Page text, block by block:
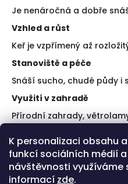
K personalizaci obsahu
funkcí sociálních médií
návštěvnosti využíváme
informací zde.
Je nenáročná a dobře
Vzhled a růst
Keř je vzpřímený až
Stanoviště a péče
Snáší sucho, chudé půdy i
Využití v zahradě
Přírodní zahrady,
Sázejte na otevřené
Po výsadbě